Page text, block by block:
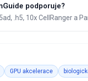
podporuje?
.h5, 10x CellRanger a
GPU akcelerace